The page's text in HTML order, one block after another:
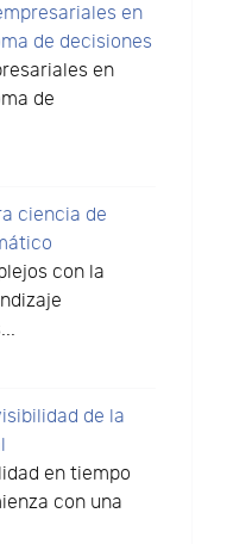
en
de decisiones
en
de
ciencia de
con la
de la
en tiempo
con una